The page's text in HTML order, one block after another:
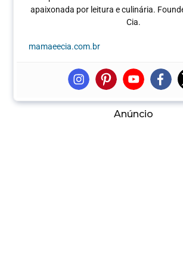
apaixonada por leitura e culinária.
Cia.
mamaeecia.com.br
Anúncio